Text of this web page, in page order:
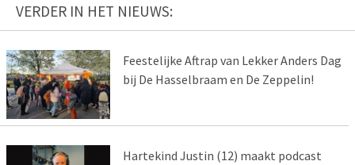
VERDER IN HET NIEUWS:
Feestelijke Aftrap van Lekker Anders Dag
bij De Hasselbraam en De Zeppelin!
Hartekind Justin (12) maakt podcast